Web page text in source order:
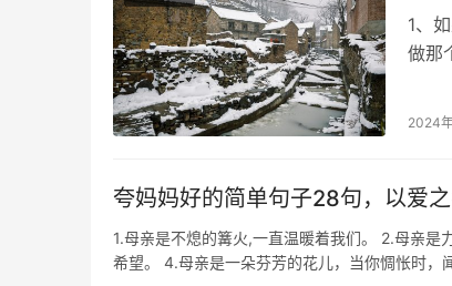
1、
做那
2024
夸妈妈好的简单句子28句，以爱
1.母亲是不熄的篝火,一直温暖着我们。 2.母亲
希望。 4.母亲是一朵芬芳的花儿，当你惆怅时，